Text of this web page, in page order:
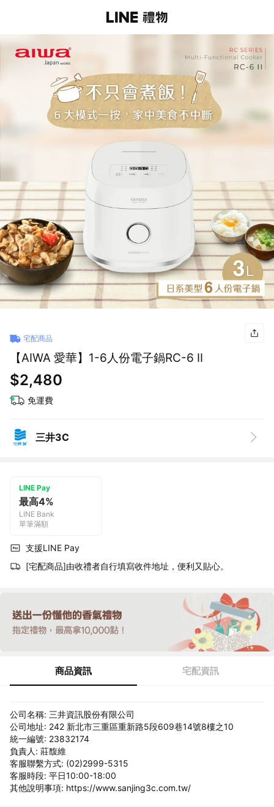
宅配商品
【AIWA 愛華】1-6人份電子鍋RC-6 II
$2,480
免運費
三井3C
LINE Pay
最高4%
LINE Bank
單筆滿額
支援LINE Pay
[宅配商品]由收禮者自行填寫收件地址，便利又貼心。
商品資訊 宅配資訊
公司名稱: 三井資訊股份有限公司
公司地址: 242 新北市三重區重新路5段609巷14號8樓之10
統一編號: 23832174
負責人: 莊馥維
客服聯繫方式: (02)2999-5315
客服時段: 平日10:00-18:00
其他說明事項: https://www.sanjing3c.com.tw/